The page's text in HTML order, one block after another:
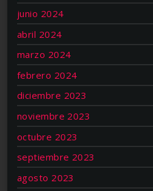
junio 2024
abril 2024
marzo 2024
febrero 2024
diciembre 2023
noviembre 2023
octubre 2023
septiembre 2023
agosto 2023